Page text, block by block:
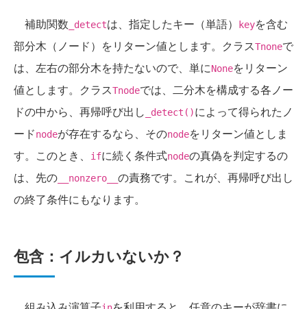
補助関数 _detectは、指定したキー（単語） keyを含む
部分木（ノード）をリターン値とします。クラスTnoneで
は、左右の部分木を持たないので、単にNoneをリターン
値とします。クラスTnodeでは、二分木を構成する各ノー
ドの中から、再帰呼び出し
_detect()によって得られたノ
ードnodeが存在するなら、そのnodeをリターン値としま
す。このとき、
ifに続く条件式nodeの真偽を判定するの
は、先の __nonzero__ の責務です。これが、再帰呼び出し
の終了条件にもなります。
包含：イルカいないか？